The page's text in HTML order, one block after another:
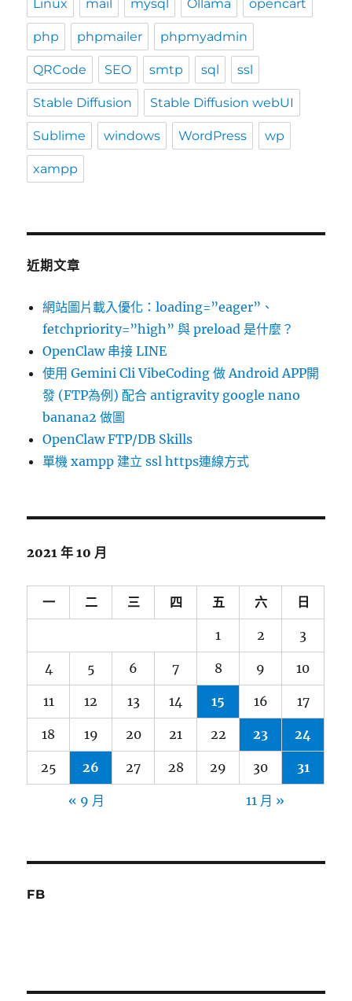
Linux mail mysql Ollama opencart
php phpmailer phpmyadmin
QRCode SEO smtp sql ssl
Stable Diffusion Stable Diffusion webUI
Sublime windows WordPress wp
xampp
近期文章
網站圖片載入優化：loading=”eager”、
fetchpriority=”high” 與 preload 是什麼？
OpenClaw 串接 LINE
使用 Gemini Cli VibeCoding 做 Android APP開
發 (FTP為例) 配合 antigravity google nano
banana2 做圖
OpenClaw FTP/DB Skills
單機 xampp 建立 ssl https連線方式
2021 年 10 月
一 二 三 四 五 六 日
1 2 3
4 5 6 7 8 9 10
11 12 13 14 15 16 17
18 19 20 21 22 23 24
25 26 27 28 29 30 31
« 9 月 11 月 »
FB